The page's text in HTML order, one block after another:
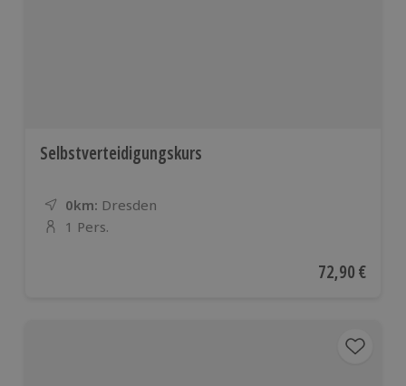
Selbstverteidigungskurs
0km: Entfernung
Standort
Dresden
Anzahl der Teilnehmer
1 Pers.
Aktueller
72,90 €